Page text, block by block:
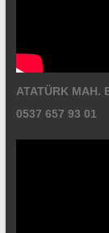
ATATÜRK MAH.
0537 657 93 01